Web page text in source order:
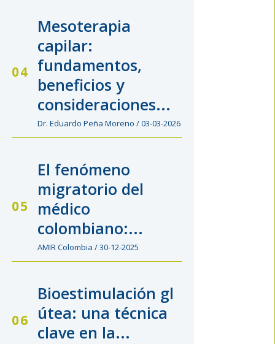
Mesoterapia
capilar:
fundamentos,
beneficios y
consideraciones...
Dr. Eduardo Peña Moreno / 03-03-2026
El fenómeno
migratorio del
médico
colombiano:...
AMIR Colombia / 30-12-2025
Bioestimulación gl
útea: una técnica
clave en la...